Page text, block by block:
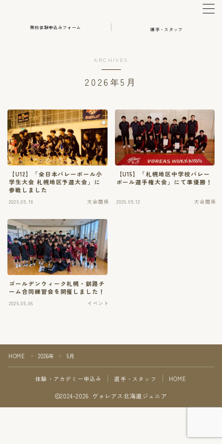
体験・アカデミー申込み
HOME
無料体験申込みフォーム 選手・スタッフ
ARCHIVES
2026年5月
【U12】「全日本バレーボール小
学生大会 札幌地区予選大会」に
参戦しました
2026.05.18 大会関係
【U15】「札幌地区中学校バレー
ボール選手権大会」にて準優勝！
2026.05.12 大会関係
ゴールデンウィーク札幌・釧路チ
ーム合同練習会を開催しました！
2026.05.06 イベント
HOME ＞ 2026年 ＞ 5月
体験・アカデミー申込み 選手・スタッフ HOME
2024–2026 ヴォレアス北海道ジュニア